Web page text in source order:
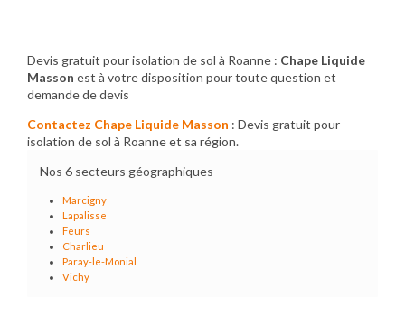
Devis gratuit pour isolation de sol à Roanne : Chape Liquide
Masson est à votre disposition pour toute question et
demande de devis
Contactez Chape Liquide Masson : Devis gratuit pour
isolation de sol à Roanne et sa région.
Nos 6 secteurs géographiques
Marcigny
Lapalisse
Feurs
Charlieu
Paray-le-Monial
Vichy